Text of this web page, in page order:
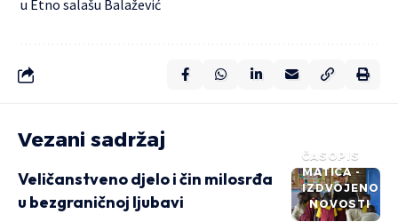
u Etno salašu Balažević
Vezani sadržaj
ČASOPIS
MATICA -
IZDVOJENO
NOVOSTI
Veličanstveno djelo i čin milosrđa
u bezgraničnoj ljubavi